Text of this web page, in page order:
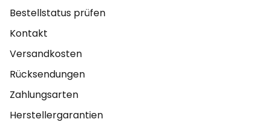
Bestellstatus prüfen
Kontakt
Versandkosten
Rücksendungen
Zahlungsarten
Herstellergarantien